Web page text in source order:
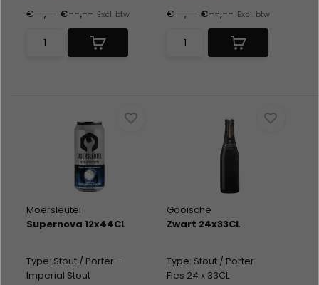
€--,-- €--,-- Excl. btw
€--,-- €--,-- Excl. btw
Moersleutel
Supernova 12x44CL
Type: Stout / Porter -
Imperial Stout
Gooische
Zwart 24x33CL
Type: Stout / Porter
Fles 24 x 33CL